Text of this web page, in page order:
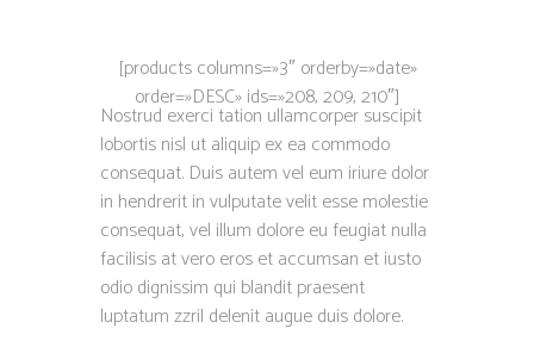
[products columns=»3″ orderby=»date»
order=»DESC» ids=»208, 209, 210″]
Nostrud exerci tation ullamcorper suscipit
lobortis nisl ut aliquip ex ea commodo
consequat. Duis autem vel eum iriure dolor
in hendrerit in vulputate velit esse molestie
consequat, vel illum dolore eu feugiat nulla
facilisis at vero eros et accumsan et iusto
odio dignissim qui blandit praesent
luptatum zzril delenit augue duis dolore.